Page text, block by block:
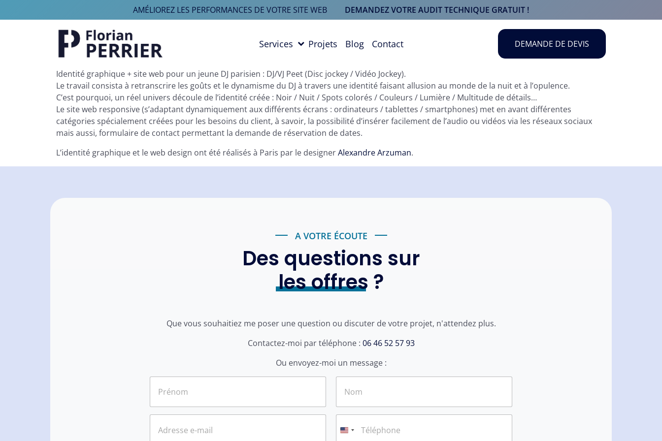
AMÉLIOREZ LES PERFORMANCES DE VOTRE SITE WEB
DEMANDEZ VOTRE AUDIT TECHNIQUE GRATUIT !
Navigation principale Services Projets Blog Contact DEMANDE DE DEVIS
Identité graphique + site web pour un jeune DJ parisien : DJ/VJ Peet (Disc jockey / Vidéo Jockey).
Le travail consista à retranscrire les goûts et le dynamisme du DJ à travers une identité faisant allusion au monde de la nuit et à l’opulence.
C’est pourquoi, un réel univers découle de l’identité créée : Noir / Nuit / Spots colorés / Couleurs / Lumière / Multitude de détails…
Le site web responsive (s’adaptant dynamiquement aux différents écrans : ordinateurs / tablettes / smartphones) met en avant différentes
catégories spécialement créées pour les besoins du client, à savoir, la possibilité d’insérer facilement de l’audio ou vidéos via les réseaux sociaux
mais aussi, formulaire de contact permettant la demande de réservation de dates.
L’identité graphique et le web design ont été réalisés à Paris par le designerAlexandre Arzuman.
A VOTRE ÉCOUTE
Des questions sur
les offres ?
Que vous souhaitiez me poser une question ou discuter de votre projet, n'attendez plus.
Contactez-moi par téléphone : 06 46 52 57 93
Ou envoyez-moi un message :
N
*
E
T